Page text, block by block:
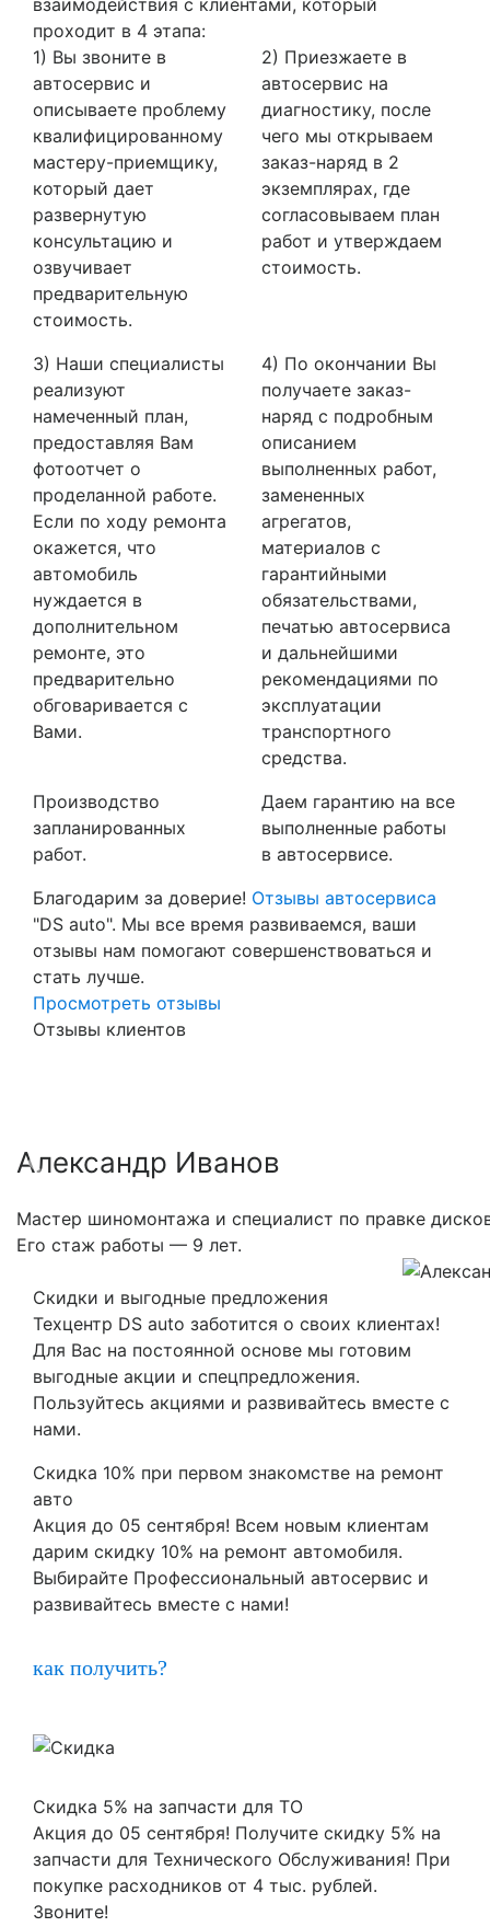
проходит в 4 этапа:
1) Вы звоните в
автосервис и
описываете проблему
квалифицированному
мастеру-приемщику,
который дает
развернутую
консультацию и
озвучивает
предварительную
стоимость.
2) Приезжаете в
автосервис на
диагностику, после
чего мы открываем
заказ-наряд в 2
экземплярах, где
согласовываем план
работ и утверждаем
стоимость.
3) Наши специалисты
реализуют
намеченный план,
предоставляя Вам
фотоотчет о
проделанной работе.
Если по ходу ремонта
окажется, что
автомобиль
нуждается в
дополнительном
ремонте, это
предварительно
обговаривается с
Вами.
4) По окончании Вы
получаете заказ-
наряд с подробным
описанием
выполненных работ,
замененных
агрегатов,
материалов с
гарантийными
обязательствами,
печатью автосервиса
и дальнейшими
рекомендациями по
эксплуатации
транспортного
средства.
Производство
запланированных
работ.
Даем гарантию на все
выполненные работы
в автосервисе.
Благодарим за доверие! Отзывы автосервиса
"DS auto". Мы все время развиваемся, ваши
отзывы нам помогают совершенствоваться и
стать лучше.
Просмотреть отзывы
Отзывы клиентов
Александр Иванов
Мастер шиномонтажа и специалист по правке
Его стаж работы — 9 лет.
Previous
Скидки и выгодные предложения
Техцентр DS auto заботится о своих клиентах!
Для Вас на постоянной основе мы готовим
выгодные акции и спецпредложения.
Пользуйтесь акциями и развивайтесь вместе с
нами.
Скидка 10% при первом знакомстве на ремонт
авто
Акция до 05 сентября! Всем новым клиентам
дарим скидку 10% на ремонт автомобиля.
Выбирайте Профессиональный автосервис и
развивайтесь вместе с нами!
как получить?
Скидка 5% на запчасти для ТО
Акция до 05 сентября! Получите скидку 5% на
запчасти для Технического Обслуживания! При
покупке расходников от 4 тыс. рублей.
Звоните!